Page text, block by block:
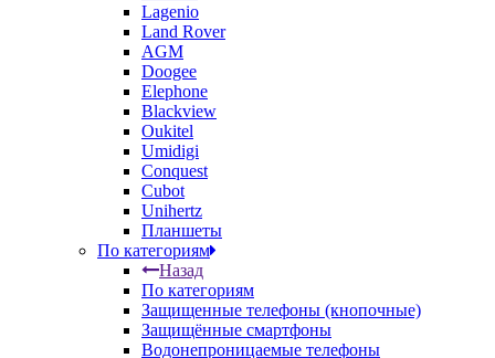
Lagenio
Land Rover
AGM
Doogee
Elephone
Blackview
Oukitel
Umidigi
Conquest
Cubot
Unihertz
Планшеты
По категориям
Назад
По категориям
Защищенные телефоны (кнопочные)
Защищённые смартфоны
Водонепроницаемые телефоны